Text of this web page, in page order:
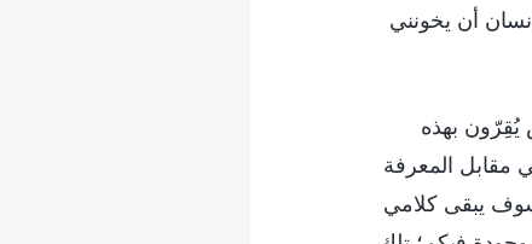
أن يخونني
يُقِرّون بهذه
مقابل المعرفة
يبقى كلامي